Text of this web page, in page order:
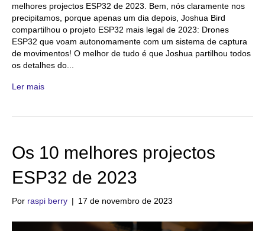
melhores projectos ESP32 de 2023. Bem, nós claramente nos
precipitamos, porque apenas um dia depois, Joshua Bird
compartilhou o projeto ESP32 mais legal de 2023: Drones
ESP32 que voam autonomamente com um sistema de captura
de movimentos! O melhor de tudo é que Joshua partilhou todos
os detalhes do...
Ler mais
Os 10 melhores projectos
ESP32 de 2023
Por raspi berry | 17 de novembro de 2023